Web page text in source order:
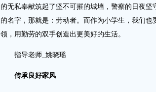
的无私奉献筑起了坚不可摧的城墙，警察的日夜
的名字，那就是：劳动者。而作为小学生，我们
领，用勤劳的双手创造出更美好的生活。
指导老师_姚晓瑶
传承良好家风